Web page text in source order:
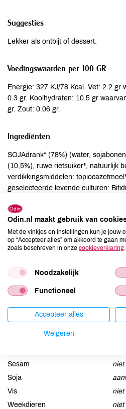
Suggesties
Lekker als ontbijt of dessert.
Voedingswaarden per 100 GR
Energie: 327 KJ/78 Kcal. Vet: 2.2 gr
0.3 gr. Koolhydraten: 10.5 gr
gr. Zout: 0.06 gr.
Ingrediënten
SOJAdrank* (78%) (water,
(10,5%), ruwe rietsuiker*, natuurlijk
verdikkingsmiddelen:
geselecteerde levende culturen:
Aardnoten
niet
Gluten
Lactose
Sesam
niet
Soja
Vis
niet
Weekdieren
niet
Odin.nl maakt gebruik van
Met de vinkjes en instellingen kun je jouw
op “Accepteer alles” om akkoord te gaan
zoals beschreven in onze cookieverklaring.
Noodzakelijk
Functioneel
Accepteer alles
Weigeren